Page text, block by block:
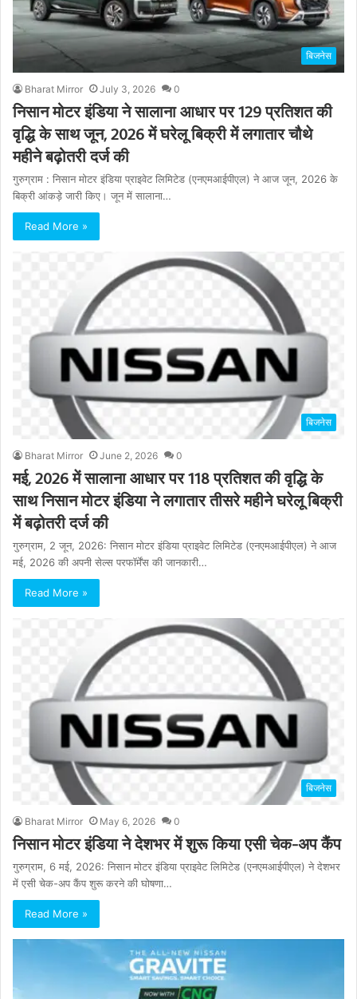
बिजनेस
Bharat Mirror July 3, 2026 0
निसान मोटर इंडिया ने सालाना आधार पर 129 प्रतिशत की
वृद्धि के साथ जून, 2026 में घरेलू बिक्री में लगातार चौथे
महीने बढ़ोतरी दर्ज की
गुरुग्राम : निसान मोटर इंडिया प्राइवेट लिमिटेड (एनएमआईपीएल) ने आज जून, 2026 के
बिक्री आंकड़े जारी किए। जून में सालाना…
Read More »
बिजनेस
Bharat Mirror June 2, 2026 0
मई, 2026 में सालाना आधार पर 118 प्रतिशत की वृद्धि के
साथ निसान मोटर इंडिया ने लगातार तीसरे महीने घरेलू बिक्री
में बढ़ोतरी दर्ज की
गुरुग्राम, 2 जून, 2026: निसान मोटर इंडिया प्राइवेट लिमिटेड (एनएमआईपीएल) ने आज
मई, 2026 की अपनी सेल्स परफॉर्मेंस की जानकारी…
Read More »
बिजनेस
Bharat Mirror May 6, 2026 0
निसान मोटर इंडिया ने देशभर में शुरू किया एसी चेक-अप कैंप
गुरुग्राम, 6 मई, 2026: निसान मोटर इंडिया प्राइवेट लिमिटेड (एनएमआईपीएल) ने देशभर
में एसी चेक-अप कैंप शुरू करने की घोषणा…
Read More »